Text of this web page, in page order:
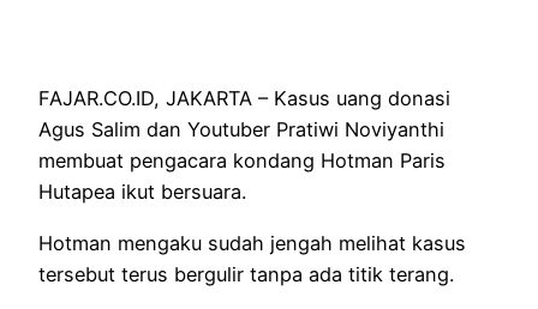
FAJAR.CO.ID, JAKARTA – Kasus uang donasi
Agus Salim dan Youtuber Pratiwi Noviyanthi
membuat pengacara kondang Hotman Paris
Hutapea ikut bersuara.
Hotman mengaku sudah jengah melihat kasus
tersebut terus bergulir tanpa ada titik terang.